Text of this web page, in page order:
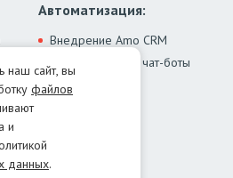
Автоматизация:
Внедрение Amo CRM
ИИ-ассистенты и чат-боты
Интеграции
74-32
наш сайт, вы
файлов
и
данных.